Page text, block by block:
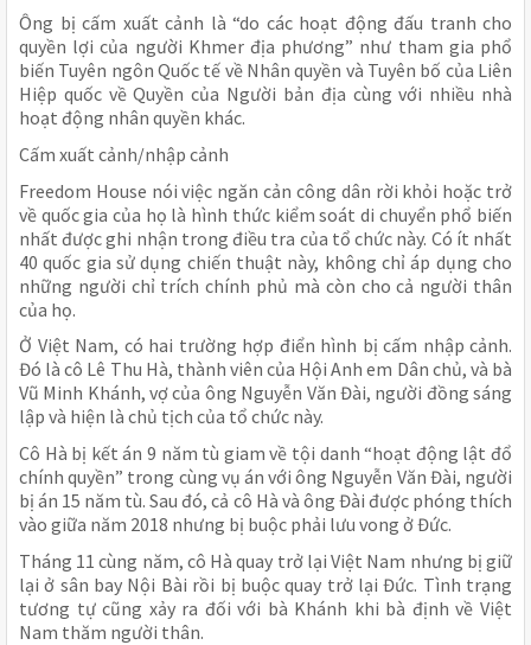
Ông bị cấm xuất cảnh là “do các hoạt động đấu tranh cho
quyền lợi của người Khmer địa phương” như tham gia phổ
biến Tuyên ngôn Quốc tế về Nhân quyền và Tuyên bố của Liên
Hiệp quốc về Quyền của Người bản địa cùng với nhiều nhà
hoạt động nhân quyền khác.
Cấm xuất cảnh/nhập cảnh
Freedom House nói việc ngăn cản công dân rời khỏi hoặc trở
về quốc gia của họ là hình thức kiểm soát di chuyển phổ biến
nhất được ghi nhận trong điều tra của tổ chức này. Có ít nhất
40 quốc gia sử dụng chiến thuật này, không chỉ áp dụng cho
những người chỉ trích chính phủ mà còn cho cả người thân
của họ.
Ở Việt Nam, có hai trường hợp điển hình bị cấm nhập cảnh.
Đó là cô Lê Thu Hà, thành viên của Hội Anh em Dân chủ, và bà
Vũ Minh Khánh, vợ của ông Nguyễn Văn Đài, người đồng sáng
lập và hiện là chủ tịch của tổ chức này.
Cô Hà bị kết án 9 năm tù giam về tội danh “hoạt động lật đổ
chính quyền” trong cùng vụ án với ông Nguyễn Văn Đài, người
bị án 15 năm tù. Sau đó, cả cô Hà và ông Đài được phóng thích
vào giữa năm 2018 nhưng bị buộc phải lưu vong ở Đức.
Tháng 11 cùng năm, cô Hà quay trở lại Việt Nam nhưng bị giữ
lại ở sân bay Nội Bài rồi bị buộc quay trở lại Đức. Tình trạng
tương tự cũng xảy ra đối với bà Khánh khi bà định về Việt
Nam thăm người thân.